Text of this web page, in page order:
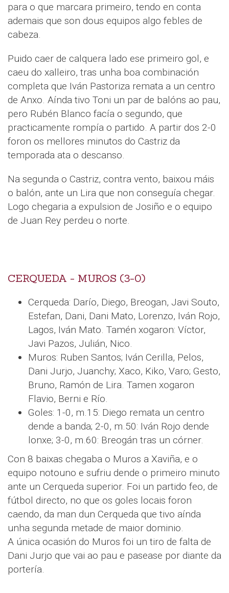
para o que marcara primeiro, tendo en conta
ademais que son dous equipos algo febles de
cabeza.
Puido caer de calquera lado ese primeiro gol, e
caeu do xalleiro, tras unha boa combinación
completa que Iván Pastoriza remata a un centro
de Anxo. Aínda tivo Toni un par de balóns ao pau,
pero Rubén Blanco facía o segundo, que
practicamente rompía o partido. A partir dos 2-0
foron os mellores minutos do Castriz da
temporada ata o descanso.
Na segunda o Castriz, contra vento, baixou máis
o balón, ante un Lira que non conseguía chegar.
Logo chegaria a expulsion de Josiño e o equipo
de Juan Rey perdeu o norte.
CERQUEDA - MUROS (3-0)
Cerqueda: Darío, Diego, Breogan, Javi Souto,
Estefan, Dani, Dani Mato, Lorenzo, Iván Rojo,
Lagos, Iván Mato. Tamén xogaron: Víctor,
Javi Pazos, Julián, Nico.
Muros: Ruben Santos; Iván Cerilla, Pelos,
Dani Jurjo, Juanchy; Xaco, Kiko, Varo; Gesto,
Bruno, Ramón de Lira. Tamen xogaron
Flavio, Berni e Río.
Goles: 1-0, m.15: Diego remata un centro
dende a banda; 2-0, m.50: Iván Rojo dende
lonxe; 3-0, m.60: Breogán tras un córner.
Con 8 baixas chegaba o Muros a Xaviña, e o
equipo notouno e sufriu dende o primeiro minuto
ante un Cerqueda superior. Foi un partido feo, de
fútbol directo, no que os goles locais foron
caendo, da man dun Cerqueda que tivo aínda
unha segunda metade de maior dominio.
A única ocasión do Muros foi un tiro de falta de
Dani Jurjo que vai ao pau e pasease por diante da
portería.